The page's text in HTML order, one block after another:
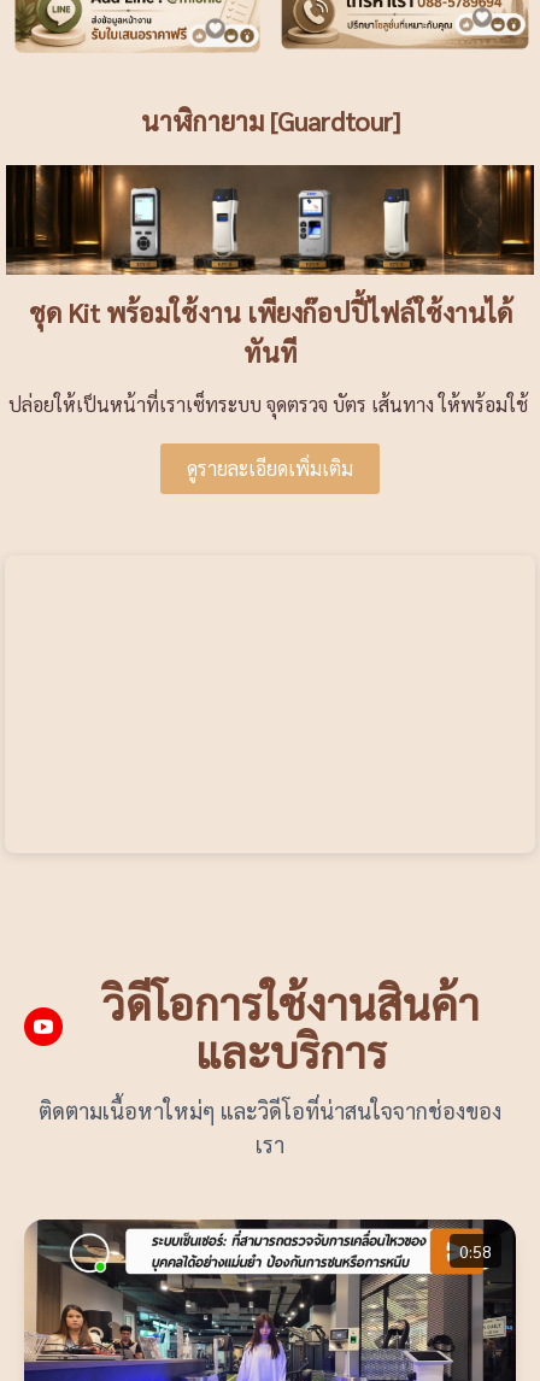
นาฬิกายาม [Guardtour]
ชุด Kit พร้อมใช้งาน เพียงก๊อปปี้ไฟล์ใช้งานได้
ทันที
ปล่อยให้เป็นหน้าที่เราเซ็ทระบบ จุดตรวจ บัตร เส้นทาง ให้พร้อมใช้
ดูรายละเอียดเพิ่มเติม
วิดีโอการใช้งานสินค้า
และบริการ
ติดตามเนื้อหาใหม่ๆ และวิดีโอที่น่าสนใจจากช่องของ
เรา
0:58